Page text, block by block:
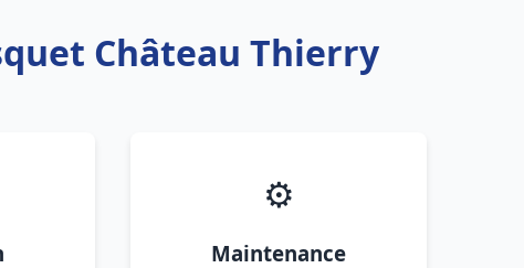
Château Thierry
⚙️
Maintenance